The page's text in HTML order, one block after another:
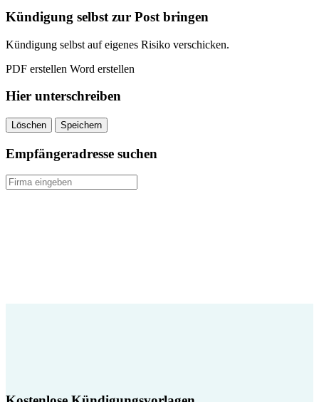
quantity
Kündigung selbst zur Post bringen
Kündigung selbst auf eigenes Risiko verschicken.
PDF erstellen Word erstellen
Hier unterschreiben
Löschen Speichern
Empfängeradresse suchen